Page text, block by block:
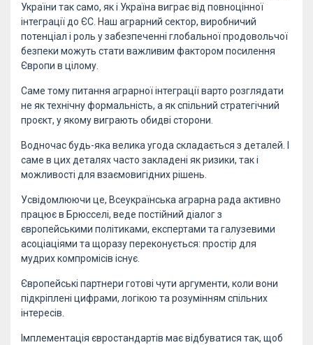
України так само, як і Україна виграє від повноцінної
інтеграції до ЄС. Наш аграрний сектор, виробничий
потенціал і роль у забезпеченні глобальної продовольчої
безпеки можуть стати важливим фактором посилення
Європи в цілому.
Саме тому питання аграрної інтеграції варто розглядати
не як технічну формальність, а як спільний стратегічний
проєкт, у якому виграють обидві сторони.
Водночас будь-яка велика угода складається з деталей. І
саме в цих деталях часто закладені як ризики, так і
можливості для взаємовигідних рішень.
Усвідомлюючи це, Всеукраїнська аграрна рада активно
працює в Брюсселі, веде постійний діалог з
європейськими політиками, експертами та галузевими
асоціаціями та щоразу переконується: простір для
мудрих компромісів існує.
Європейські партнери готові чути аргументи, коли вони
підкріплені цифрами, логікою та розумінням спільних
інтересів.
Імплементація євростандартів має відбуватися так, щоб